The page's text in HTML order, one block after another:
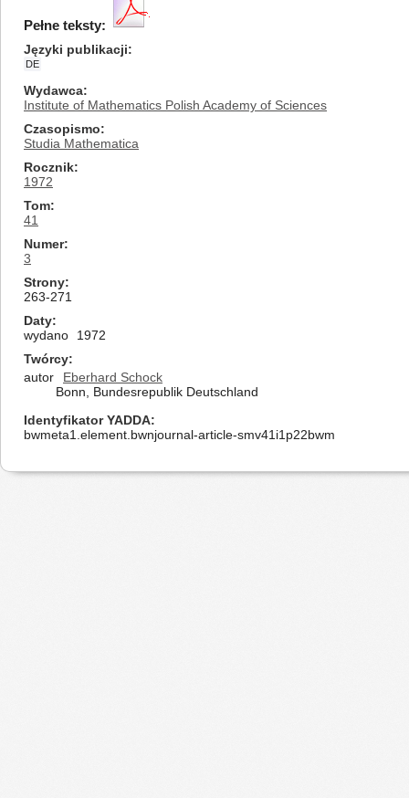
Pełne teksty:
Języki publikacji
DE
Wydawca
Institute of Mathematics Polish Academy of Sciences
Czasopismo
Studia Mathematica
Rocznik
1972
Tom
41
Numer
3
Strony
263-271
Daty
wydano
1972
Twórcy
autor
Eberhard Schock
Bonn, Bundesrepublik Deutschland
Identyfikator YADDA
bwmeta1.element.bwnjournal-article-smv41i1p22bwm